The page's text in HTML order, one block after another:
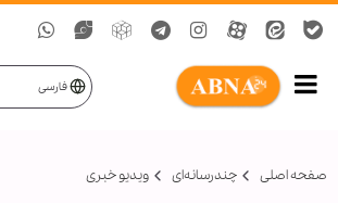
فارسی
صفحه اصلی چندرسانه‌ای ویدیو خبری